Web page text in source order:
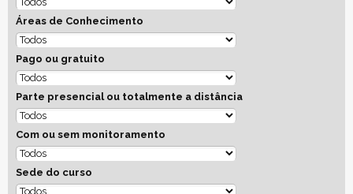
Áreas de Conhecimento
Pago ou gratuito
Parte presencial ou totalmente a distância
Com ou sem monitoramento
Sede do curso